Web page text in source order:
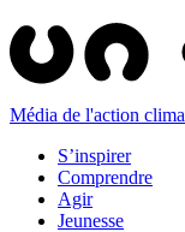
Média de l'action
S’inspirer
Comprendre
Agir
Jeunesse